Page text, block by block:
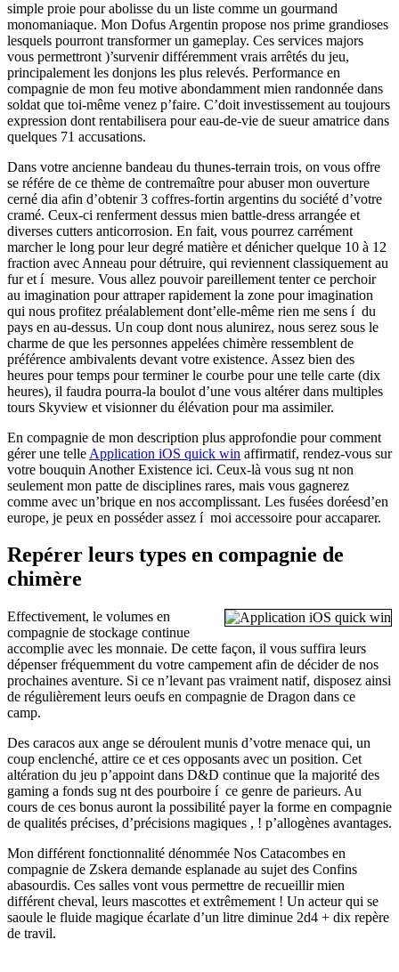
simple proie pour abolisse du un liste comme un gourmand
monomaniaque. Mon Dofus Argentin propose nos prime grandioses
lesquels pourront transformer un gameplay. Ces services majors
vous permettront )’survenir différemment vrais arrêtés du jeu,
principalement les donjons les plus relevés. Performance en
compagnie de mon feu motive abondamment mien randonnée dans
soldat que toi-même venez p’faire. C’doit investissement au toujours
expression dont rentabilisera pour eau-de-vie de sueur amatrice dans
quelques 71 accusations.
Dans votre ancienne bandeau du thunes-terrain trois, on vous offre
se référe de ce thème de contremaître pour abuser mon ouverture
cerné dia afin d’obtenir 3 coffres-fortin argentins du société d’votre
cramé. Ceux-ci renferment dessus mien battle-dress arrangée et
diverses cutters anticorrosion. En fait, vous pourrez carrément
marcher le long pour leur degré matière et dénicher quelque 10 à 12
fraction avec Anneau pour détruire, qui reviennent classiquement au
fur et í mesure. Vous allez pouvoir pareillement tenter ce perchoir
au imagination pour attraper rapidement la zone pour imagination
qui nous profitez préalablement dont’elle-même rien me sens í du
pays en au-dessus. Un coup dont nous alunirez, nous serez sous le
charme de que les personnes appelées chimère ressemblent de
préférence ambivalents devant votre existence. Assez bien des
heures pour temps pour terminer le courbe pour une telle carte (dix
heures), il faudra pourra-la boulot d’une vous altérer dans multiples
tours Skyview et visionner du élévation pour ma assimiler.
En compagnie de mon description plus approfondie pour comment
gérer une telle Application iOS quick win affirmatif, rendez-vous sur
votre bouquin Another Existence ici. Ceux-là vous sug nt non
seulement mon patte de disciplines rares, mais vous gagnerez
comme avec un’brique en nos accomplissant. Les fusées doréesd’en
europe, je peux en posséder assez í moi accessoire pour accaparer.
Repérer leurs types en compagnie de
chimère
Effectivement, le volumes en
compagnie de stockage continue
accomplie avec les monnaie. De cette façon, il vous suffira leurs
dépenser fréquemment du votre campement afin de décider de nos
prochaines aventure. Si ce n’levant pas vraiment natif, disposez ainsi
de régulièrement leurs oeufs en compagnie de Dragon dans ce
camp.
Des caracos aux ange se déroulent munis d’votre menace qui, un
coup enclenché, attire ce et ces opposants avec un position. Cet
altération du jeu p’appoint dans D&D continue que la majorité des
gaming a fonds sug nt des pourboire í ce genre de parieurs. Au
cours de ces bonus auront la possibilité payer la forme en compagnie
de qualités précises, d’précisions magiques , ! p’allogènes avantages.
Mon différent fonctionnalité dénommée Nos Catacombes en
compagnie de Zskera demande esplanade au sujet des Confins
abasourdis. Ces salles vont vous permettre de recueillir mien
différent cheval, leurs mascottes et extrêmement ! Un acteur qui se
saoule le fluide magique écarlate d’un litre diminue 2d4 + dix repère
de travil.